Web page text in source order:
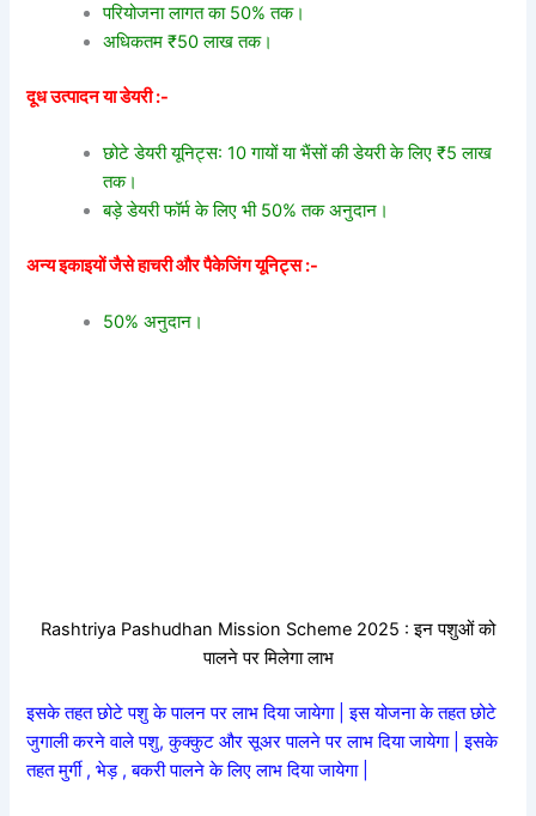
परियोजना लागत का 50% तक।
अधिकतम ₹50 लाख तक।
दूध उत्पादन या डेयरी :-
छोटे डेयरी यूनिट्स: 10 गायों या भैंसों की डेयरी के लिए ₹5 लाख
तक।
बड़े डेयरी फॉर्म के लिए भी 50% तक अनुदान।
अन्य इकाइयों जैसे हाचरी और पैकेजिंग यूनिट्स :-
50% अनुदान।
Rashtriya Pashudhan Mission Scheme 2025 : इन पशुओं को
पालने पर मिलेगा लाभ
इसके तहत छोटे पशु के पालन पर लाभ दिया जायेगा | इस योजना के तहत छोटे
जुगाली करने वाले पशु, कुक्कुट और सूअर पालने पर लाभ दिया जायेगा | इसके
तहत मुर्गी , भेड़ , बकरी पालने के लिए लाभ दिया जायेगा |